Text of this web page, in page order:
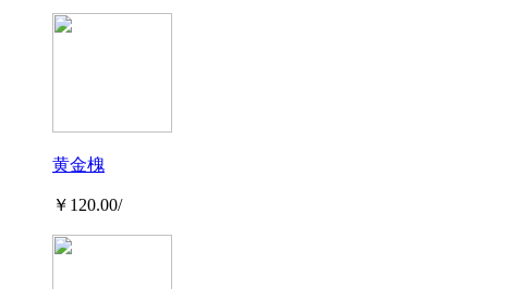
黄金槐
￥120.00/